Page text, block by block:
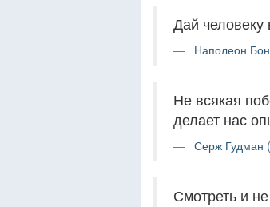
Дай человеку
Наполеон
Не всякая
делает нас
Серж Гудман
Смотреть и